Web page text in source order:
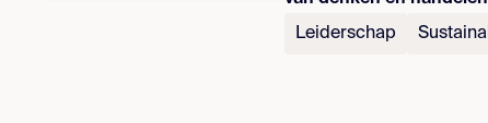
Leiderschap